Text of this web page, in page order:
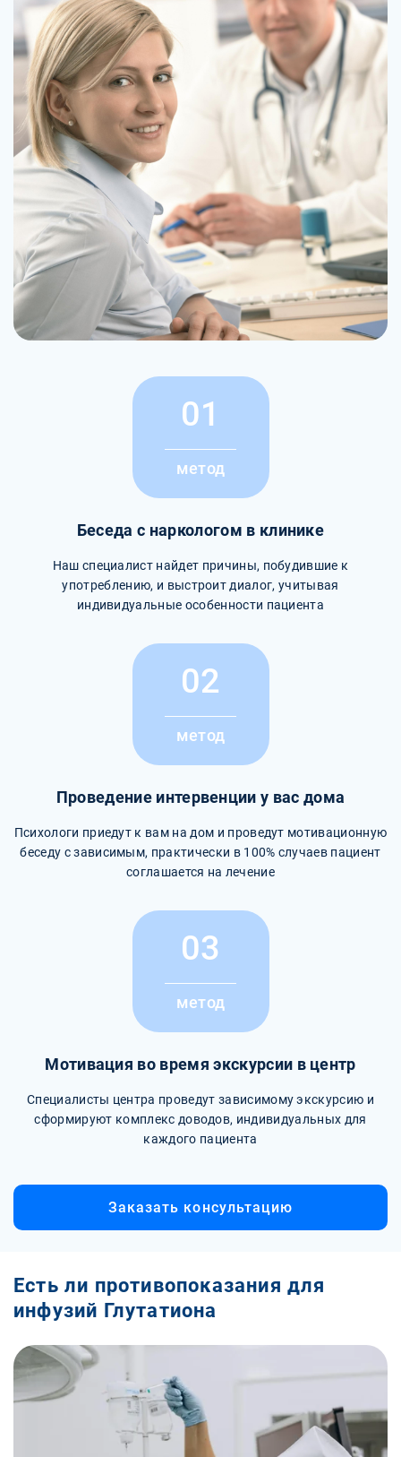
01
метод
Беседа с наркологом в клинике
Наш специалист найдет причины, побудившие к
употреблению, и выстроит диалог, учитывая
индивидуальные особенности пациента
02
метод
Проведение интервенции у вас дома
Психологи приедут к вам на дом и проведут мотивационную
беседу с зависимым, практически в 100% случаев пациент
соглашается на лечение
03
метод
Мотивация во время экскурсии в центр
Специалисты центра проведут зависимому экскурсию и
сформируют комплекс доводов, индивидуальных для
каждого пациента
Заказать консультацию
Есть ли противопоказания для
инфузий Глутатиона